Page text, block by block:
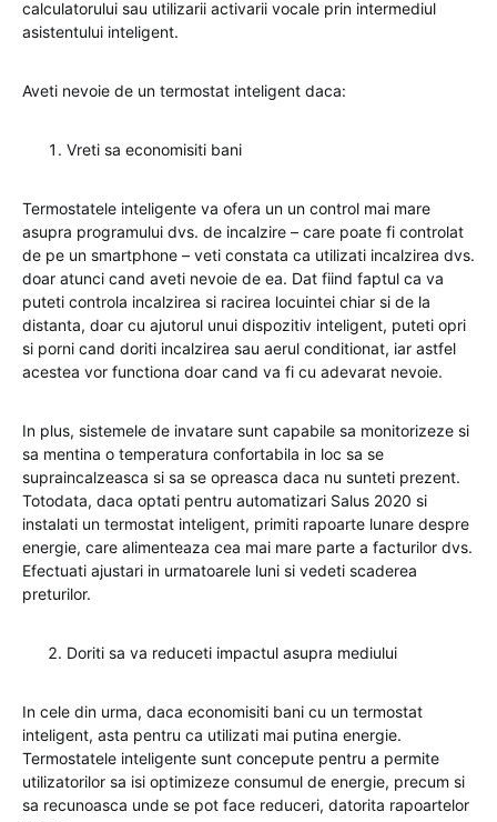
calculatorului sau utilizarii activarii vocale prin intermediul
asistentului inteligent.
Aveti nevoie de un termostat inteligent daca:
Vreti sa economisiti bani
Termostatele inteligente va ofera un un control mai mare
asupra programului dvs. de incalzire – care poate fi controlat
de pe un smartphone – veti constata ca utilizati incalzirea dvs.
doar atunci cand aveti nevoie de ea. Dat fiind faptul ca va
puteti controla incalzirea si racirea locuintei chiar si de la
distanta, doar cu ajutorul unui dispozitiv inteligent, puteti opri
si porni cand doriti incalzirea sau aerul conditionat, iar astfel
acestea vor functiona doar cand va fi cu adevarat nevoie.
In plus, sistemele de invatare sunt capabile sa monitorizeze si
sa mentina o temperatura confortabila in loc sa se
supraincalzeasca si sa se opreasca daca nu sunteti prezent.
Totodata, daca optati pentru automatizari Salus 2020 si
instalati un termostat inteligent, primiti rapoarte lunare despre
energie, care alimenteaza cea mai mare parte a facturilor dvs.
Efectuati ajustari in urmatoarele luni si vedeti scaderea
preturilor.
Doriti sa va reduceti impactul asupra mediului
In cele din urma, daca economisiti bani cu un termostat
inteligent, asta pentru ca utilizati mai putina energie.
Termostatele inteligente sunt concepute pentru a permite
utilizatorilor sa isi optimizeze consumul de energie, precum si
sa recunoasca unde se pot face reduceri, datorita rapoartelor